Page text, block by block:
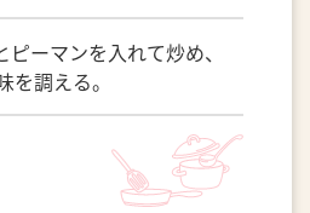
ーマンを入れて炒め、
を調える。